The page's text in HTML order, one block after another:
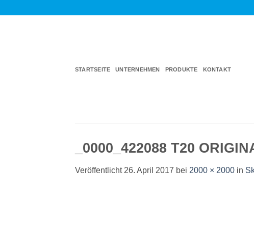
STARTSEITE UNTERNEHMEN PRODUKTE KONTAKT
_0000_422088 T20
Veröffentlicht 26. April 2017 bei 2000 × 2000 in